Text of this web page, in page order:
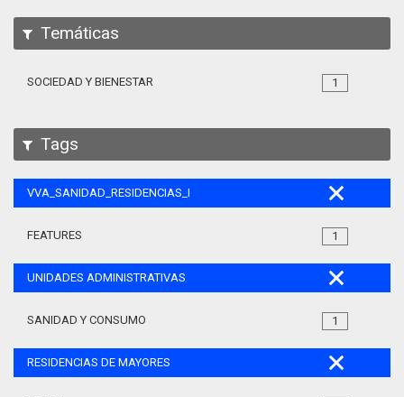
Temáticas
1
SOCIEDAD Y BIENESTAR
Tags
VVA_SANIDAD_RESIDENCIAS_MAYORES_105
1
FEATURES
UNIDADES ADMINISTRATIVAS
1
SANIDAD Y CONSUMO
RESIDENCIAS DE MAYORES